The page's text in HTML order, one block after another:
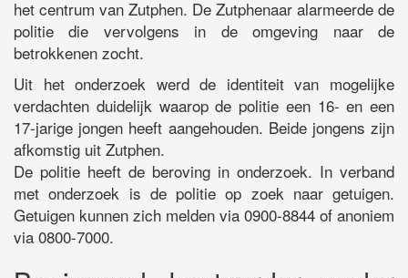
het centrum van Zutphen. De Zutphenaar alarmeerde de
politie die vervolgens in de omgeving naar de
betrokkenen zocht.
Uit het onderzoek werd de identiteit van mogelijke
verdachten duidelijk waarop de politie een 16- en een
17-jarige jongen heeft aangehouden. Beide jongens zijn
afkomstig uit Zutphen.
De politie heeft de beroving in onderzoek. In verband
met onderzoek is de politie op zoek naar getuigen.
Getuigen kunnen zich melden via 0900-8844 of anoniem
via 0800-7000.